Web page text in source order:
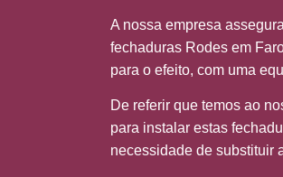
A nossa empresa
fechaduras Rodes em
para o efeito, com uma
De referir que temos ao
para instalar estas
necessidade de substituir